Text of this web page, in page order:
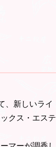
、新しいライ
クス・エステ